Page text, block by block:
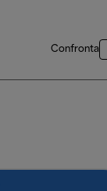
Confronta